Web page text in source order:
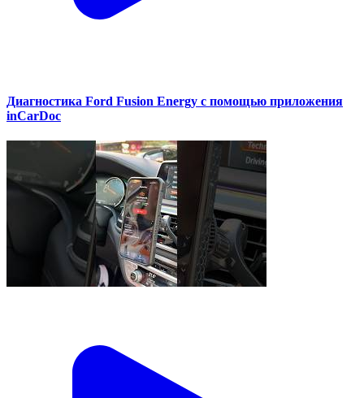
Диагностика Ford Fusion Energy с помощью приложения
inCarDoc